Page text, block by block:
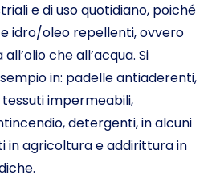
e di uso quotidiano, poiché
idro/oleo repellenti, ovvero
che all’acqua. Si
in: padelle antiaderenti,
impermeabili,
detergenti, in alcuni
in agricoltura e addirittura in